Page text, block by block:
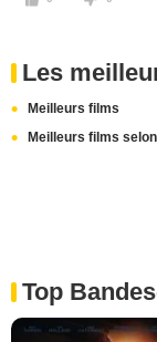
Les
Meilleurs films
Meilleurs films
Top